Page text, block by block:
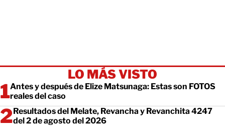
LO MÁS VISTO
Antes y después de Elize Matsunaga: Estas son FOTOS
reales del caso
Resultados del Melate, Revancha y Revanchita 4247
del 2 de agosto del 2026